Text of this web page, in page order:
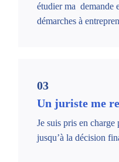
étudier ma demande
démarches à
03
Un juriste me
Je suis pris en
jusqu’à la décision